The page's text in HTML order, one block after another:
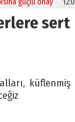
sert
küflenmiş